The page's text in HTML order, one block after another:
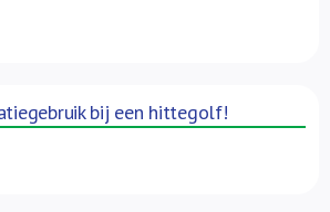
bij een hittegolf!